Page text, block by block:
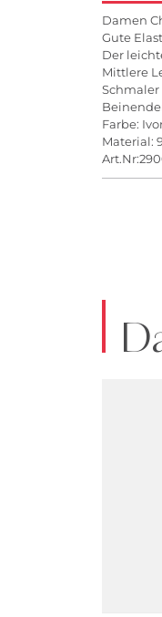
Damen
Gute
Der
Mittlere
Farbe:
Material: